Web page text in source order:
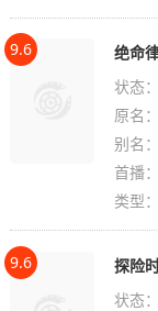
9.6
绝命
状态：
原名：
别名
首播
类型
9.6
探险
状态